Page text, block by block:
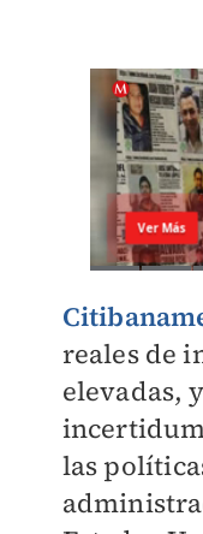
reales de
elevadas,
las